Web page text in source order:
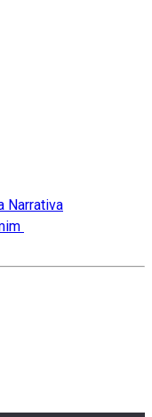
Narrativa